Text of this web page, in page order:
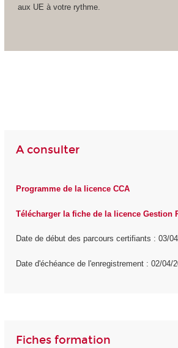
aux UE à votre rythme.
A consulter
Programme de la licence CCA
Télécharger la fiche de la licence Gestion
Date de début des parcours certifiants : 03/
Date d'échéance de l'enregistrement : 02/04/
Fiches formation